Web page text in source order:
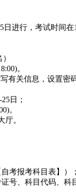
行，考试时间在
。
关信息，设置密
日；
。
厅。
考报考科目表】）；
、科目代码、科